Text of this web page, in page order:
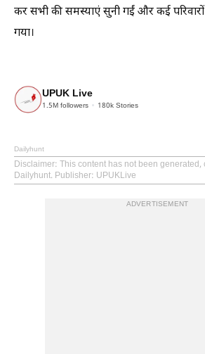
कर सभी की समस्याएं सुनी गईं और कई
गया।
UPUK Live
1.5M followers 180k Stories
Dailyhunt
Disclaimer: This content has not been
Dailyhunt. Publisher: UPUKLive
ADVERTISEMENT